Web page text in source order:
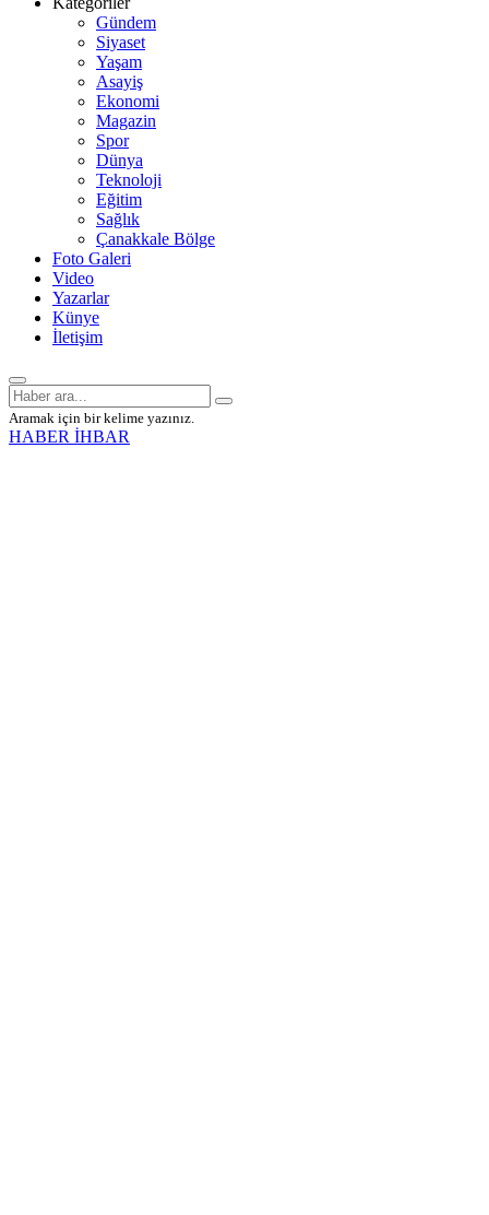
Gündem
Siyaset
Yaşam
Asayiş
Ekonomi
Magazin
Spor
Dünya
Teknoloji
Eğitim
Sağlık
Çanakkale Bölge
Foto Galeri
Video
Yazarlar
Künye
İletişim
Aramak için bir kelime yazınız.
HABER İHBAR